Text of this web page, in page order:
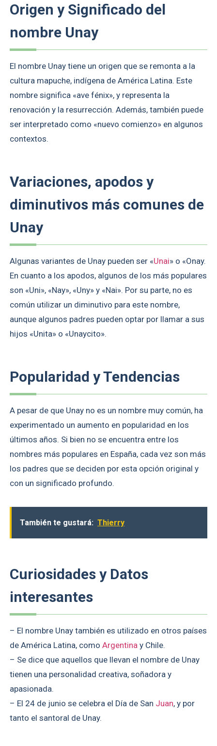
Origen y Significado del
nombre Unay
El nombre Unay tiene un origen que se remonta a la
cultura mapuche, indígena de América Latina. Este
nombre significa «ave fénix», y representa la
renovación y la resurrección. Además, también puede
ser interpretado como «nuevo comienzo» en algunos
contextos.
Variaciones, apodos y
diminutivos más comunes de
Unay
Algunas variantes de Unay pueden ser «Unai» o «Onay.
En cuanto a los apodos, algunos de los más populares
son «Uni», «Nay», «Uny» y «Nai». Por su parte, no es
común utilizar un diminutivo para este nombre,
aunque algunos padres pueden optar por llamar a sus
hijos «Unita» o «Unaycito».
Popularidad y Tendencias
A pesar de que Unay no es un nombre muy común, ha
experimentado un aumento en popularidad en los
últimos años. Si bien no se encuentra entre los
nombres más populares en España, cada vez son más
los padres que se deciden por esta opción original y
con un significado profundo.
También te gustará: Thierry
Curiosidades y Datos
interesantes
– El nombre Unay también es utilizado en otros países
de América Latina, como Argentina y Chile.
– Se dice que aquellos que llevan el nombre de Unay
tienen una personalidad creativa, soñadora y
apasionada.
– El 24 de junio se celebra el Día de San Juan, y por
tanto el santoral de Unay.